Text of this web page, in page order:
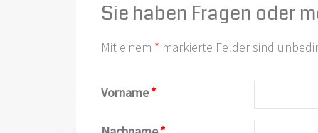
Sie haben Fragen oder
Mit einem * markierte Felder sind
Vorname*